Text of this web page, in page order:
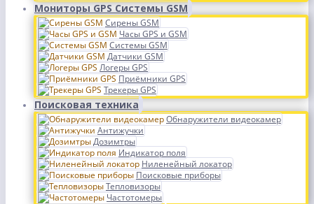
Мониторы GPS Системы GSM
Сирены GSM
Часы GPS и GSM
Системы GSM
Датчики GSM
Логеры GPS
Приёмники GPS
Трекеры GPS
Поисковая техника
Обнаружители видеокамер
Антижучки
Дозимтры
Индикатор поля
Ниленейный локатор
Поисковые приборы
Тепловизоры
Частотомеры